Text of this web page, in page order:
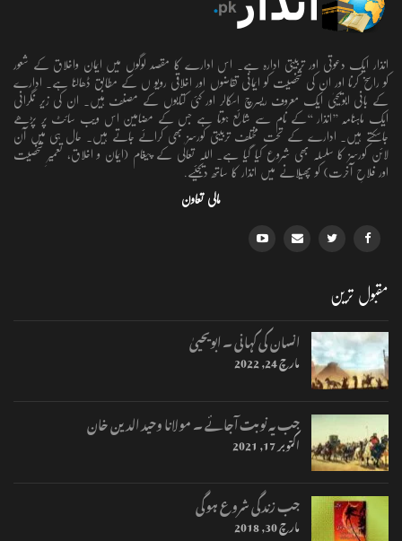
انذار ایک دعوتی اور تربیتی ادارہ ہے۔ اس ادارے کا مقصد لوگوں میں ایمان واخلاق کے شعور
کو راسخ کرنا اور ان کی شخصیت کو ایمانی تقاضوں اور اخلاقی رویو ں کے مطابق ڈھالنا ہے۔ ادارے
کے بانی ابویحییٰ ایک معروف ریسرچ اسکالر اور کئی کتابوں کے مصنف ہیں۔ ان کی زیر نگرانی
ایک ماہنامہ ’’انذار ‘‘کے نام سے شائع ہوتا ہے جس کے مضامین اس ویب سائٹ پر پڑھے
جاسکتے ہیں۔ ادارے کے تحت مختلف تربیتی کورسز بھی کرائے جاتے ہیں۔ حال ہی میں آن
لائن کورسز کا سلسلہ بھی شروع کیا گیا ہے۔ اللہ تعالٰی کے پیغام (ایمان و اخلاق، تعمیرِ شخصیت
اور فلاحِ آخرت) کو پھیلانے میں انذار کا ساتھ دیجئیے.
مالی تعاون
مقبول ترین
انسان کی کہانی ۔ ابویحییٰ
مارچ 24, 2022
جب یہ نوبت آجائے ۔ مولانا وحید الدین خان
اکتوبر 17, 2021
جب زندگی شروع ہوگی
مارچ 30, 2018